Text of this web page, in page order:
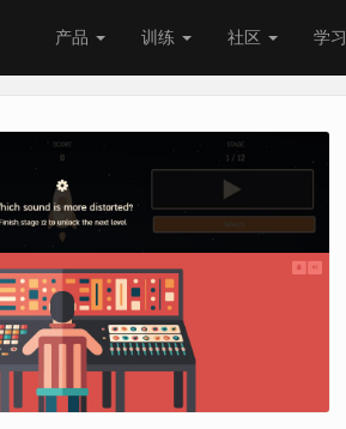
产品 训练 社区 学习